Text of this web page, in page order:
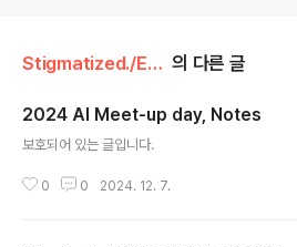
Stigmatized./Essay 의 다른 글
2024 AI Meet-up day, Notes
보호되어 있는 글입니다.
0 0 2024. 12. 7.